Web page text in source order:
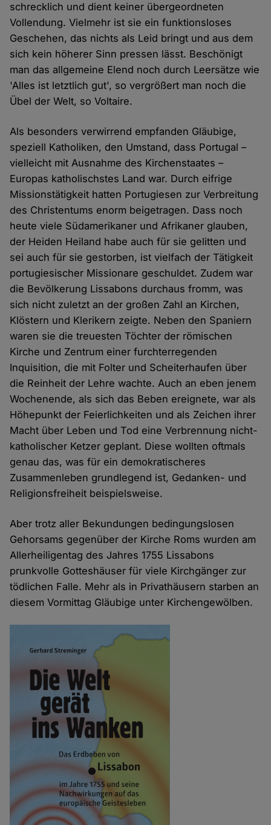
schrecklich und dient keiner übergeordneten
Vollendung. Vielmehr ist sie ein funktionsloses
Geschehen, das nichts als Leid bringt und aus dem
sich kein höherer Sinn pressen lässt. Beschönigt
man das allgemeine Elend noch durch Leersätze wie
'Alles ist letztlich gut', so vergrößert man noch die
Übel der Welt, so Voltaire.
Als besonders verwirrend empfanden Gläubige,
speziell Katholiken, den Umstand, dass Portugal –
vielleicht mit Ausnahme des Kirchenstaates –
Europas katholischstes Land war. Durch eifrige
Missionstätigkeit hatten Portugiesen zur Verbreitung
des Christentums enorm beigetragen. Dass noch
heute viele Südamerikaner und Afrikaner glauben,
der Heiden Heiland habe auch für sie gelitten und
sei auch für sie gestorben, ist vielfach der Tätigkeit
portugiesischer Missionare geschuldet. Zudem war
die Bevölkerung Lissabons durchaus fromm, was
sich nicht zuletzt an der großen Zahl an Kirchen,
Klöstern und Klerikern zeigte. Neben den Spaniern
waren sie die treuesten Töchter der römischen
Kirche und Zentrum einer furchterregenden
Inquisition, die mit Folter und Scheiterhaufen über
die Reinheit der Lehre wachte. Auch an eben jenem
Wochenende, als sich das Beben ereignete, war als
Höhepunkt der Feierlichkeiten und als Zeichen ihrer
Macht über Leben und Tod eine Verbrennung nicht-
katholischer Ketzer geplant. Diese wollten oftmals
genau das, was für ein demokratischeres
Zusammenleben grundlegend ist, Gedanken- und
Religionsfreiheit beispielsweise.
Aber trotz aller Bekundungen bedingungslosen
Gehorsams gegenüber der Kirche Roms wurden am
Allerheiligentag des Jahres 1755 Lissabons
prunkvolle Gotteshäuser für viele Kirchgänger zur
tödlichen Falle. Mehr als in Privathäusern starben an
diesem Vormittag Gläubige unter Kirchengewölben.